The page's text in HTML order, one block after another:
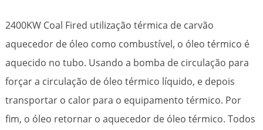
2400KW Coal Fired utilização térmica de carvão
aquecedor de óleo como combustível, o óleo térmico é
aquecido no tubo. Usando a bomba de circulação para
forçar a circulação de óleo térmico líquido, e depois
transportar o calor para o equipamento térmico. Por
fim, o óleo retornar o aquecedor de óleo térmico. Todos